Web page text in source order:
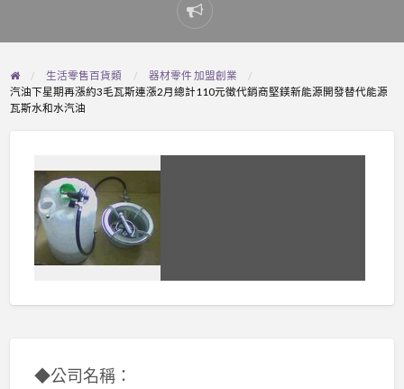
Report
problem
生活零售百貨類
器材零件 加盟創業
汽油下星期再漲約3毛瓦斯連漲2月總計110元徵代銷商堅鎂新能源開發替代能源
瓦斯水和水汽油
◆公司名稱：